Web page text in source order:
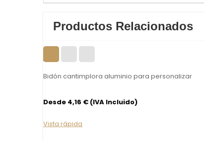
Productos Relacionados
Bidón cantimplora aluminio para personalizar
Desde 4,16 € (IVA Incluido)
Vista rápida